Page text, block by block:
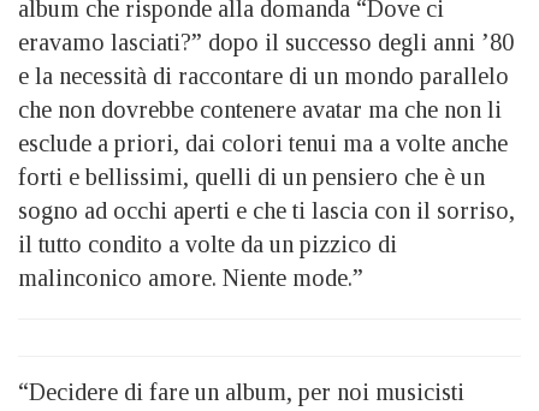
album che risponde alla domanda “Dove ci
eravamo lasciati?” dopo il successo degli anni ’80
e la necessità di raccontare di un mondo parallelo
che non dovrebbe contenere avatar ma che non li
esclude a priori, dai colori tenui ma a volte anche
forti e bellissimi, quelli di un pensiero che è un
sogno ad occhi aperti e che ti lascia con il sorriso,
il tutto condito a volte da un pizzico di
malinconico amore. Niente mode.”
“Decidere di fare un album, per noi musicisti